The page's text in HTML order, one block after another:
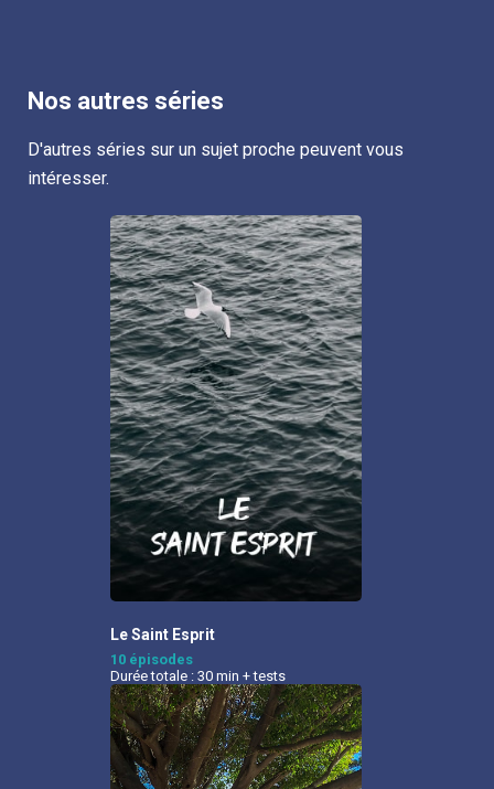
Nos autres séries
D'autres séries sur un sujet proche peuvent vous
intéresser.
Le Saint Esprit
10 épisodes
Durée totale : 30 min + tests